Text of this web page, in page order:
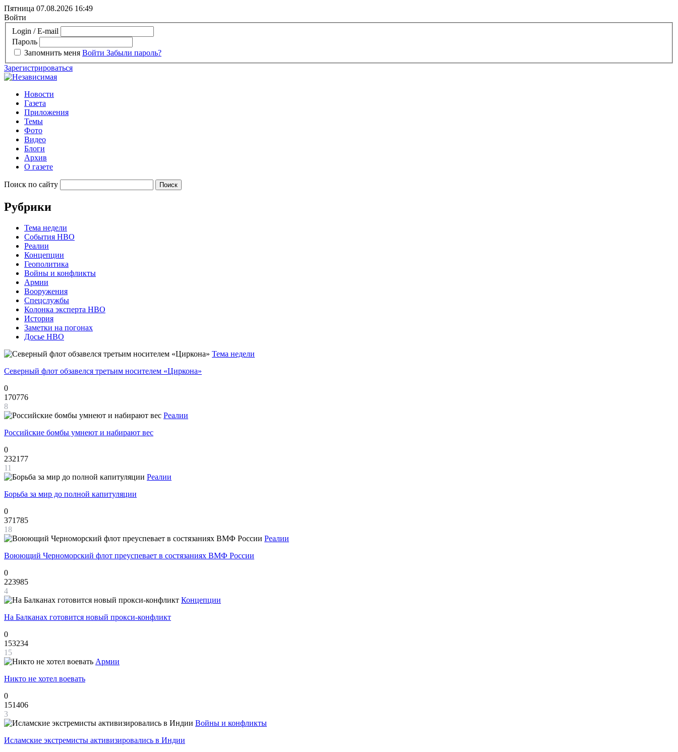
Пятница 07.08.2026 16:49
Войти
Login / E-mail
Пароль
Запомнить меня Войти Забыли пароль?
Зарегистрироваться
Новости
Газета
Приложения
Темы
Фото
Видео
Блоги
Архив
О газете
Поиск по сайту
Рубрики
Тема недели
События НВО
Реалии
Концепции
Геополитика
Войны и конфликты
Армии
Вооружения
Спецслужбы
Колонка эксперта НВО
История
Заметки на погонах
Досье НВО
Тема недели
Северный флот обзавелся третьим носителем «Циркона»
0
170776
8
Реалии
Российские бомбы умнеют и набирают вес
0
232177
11
Реалии
Борьба за мир до полной капитуляции
0
371785
18
Реалии
Воюющий Черноморский флот преуспевает в состязаниях ВМФ России
0
223985
4
Концепции
На Балканах готовится новый прокси-конфликт
0
153234
15
Армии
Никто не хотел воевать
0
151406
3
Войны и конфликты
Исламские экстремисты активизировались в Индии